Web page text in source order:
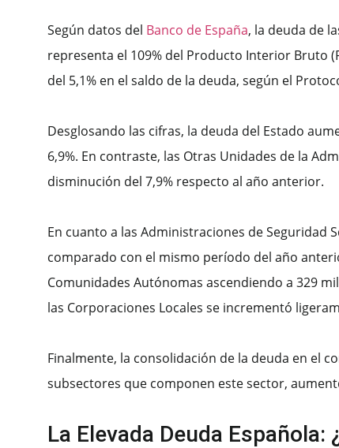
Según datos del Banco de España, la deuda de
representa el 109% del Producto Interior Bruto
del 5,1% en el saldo de la deuda, según el
Desglosando las cifras, la deuda del Estado
6,9%. En contraste, las Otras Unidades de la
disminución del 7,9% respecto al año anterior.
En cuanto a las Administraciones de Seguridad
comparado con el mismo período del año
Comunidades Autónomas ascendiendo a 329
las Corporaciones Locales se incrementó
Finalmente, la consolidación de la deuda en el
subsectores que componen este sector,
La Elevada Deuda